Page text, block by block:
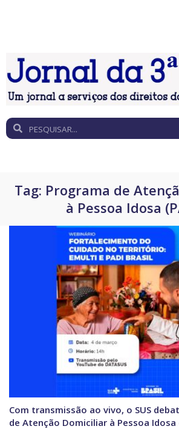
Tag: Programa de
à Pessoa Idosa
Com transmissão ao vivo, o SUS
de Atenção Domiciliar à Pessoa Idosa